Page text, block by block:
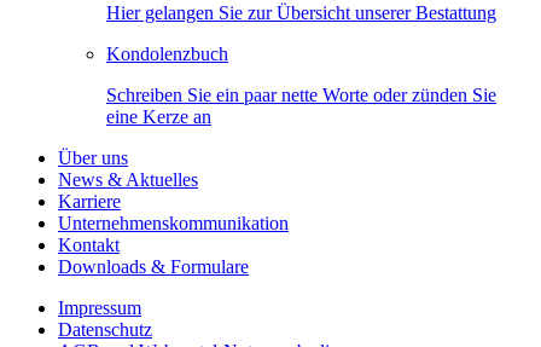
Hier gelangen Sie zur Übersicht unserer Bestattung
Kondolenzbuch
Schreiben Sie ein paar nette Worte oder zünden Sie
eine Kerze an
Über uns
News & Aktuelles
Karriere
Unternehmenskommunikation
Kontakt
Downloads & Formulare
Impressum
Datenschutz